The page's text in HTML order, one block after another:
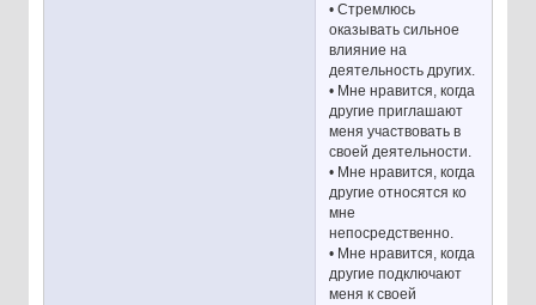
• Стремлюсь
оказывать сильное
влияние на
деятельность других.
• Мне нравится, когда
другие приглашают
меня участвовать в
своей деятельности.
• Мне нравится, когда
другие относятся ко
мне
непосредственно.
• Мне нравится, когда
другие подключают
меня к своей